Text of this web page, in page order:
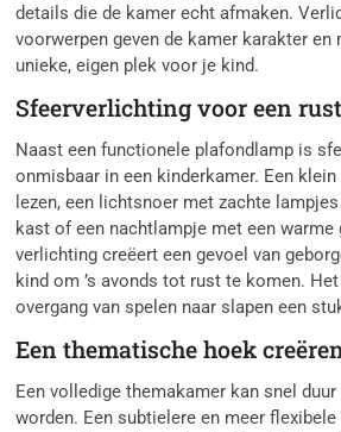
details die de kamer echt afmaken.
voorwerpen geven de kamer karakter en
unieke, eigen plek voor je kind.
Sfeerverlichting voor een
Naast een functionele plafondlamp is
onmisbaar in een kinderkamer. Een
lezen, een lichtsnoer met zachte
kast of een nachtlampje met een
verlichting creëert een gevoel van
kind om ’s avonds tot rust te komen.
overgang van spelen naar slapen een
Een thematische hoek
Een volledige themakamer kan snel
worden. Een subtielere en meer